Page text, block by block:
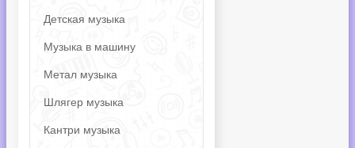
Детская музыка
Музыка в машину
Метал музыка
Шлягер музыка
Кантри музыка